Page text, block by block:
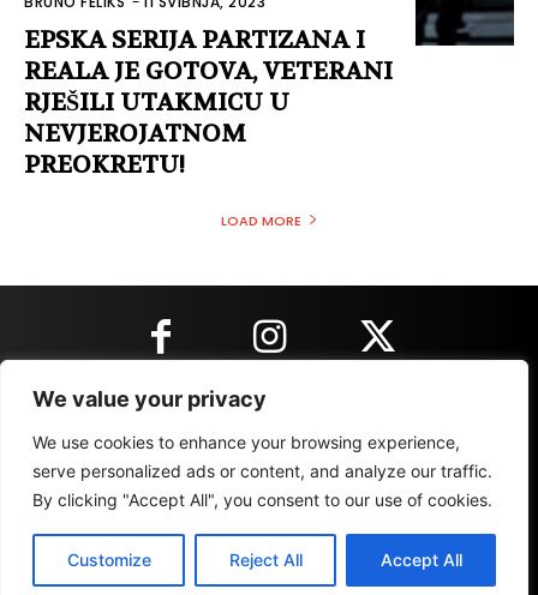
We value your privacy
We use cookies to enhance your browsing experience,
serve personalized ads or content, and analyze our traffic.
By clicking "Accept All", you consent to our use of cookies.
Customize Reject All Accept All
EPSKA SERIJA PARTIZANA I
REALA JE GOTOVA, VETERANI
RJEŠILI UTAKMICU U
NEVJEROJATNOM
PREOKRETU!
LOAD MORE
KONTAKT INFORMACIJE
IMPRESSUM MARKETING REZULTATI